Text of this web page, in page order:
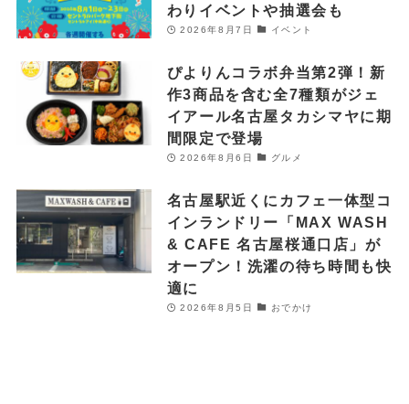
わりイベントや抽選会も
2026年8月7日 イベント
ぴよりんコラボ弁当第2弾！新
作3商品を含む全7種類がジェ
イアール名古屋タカシマヤに期
間限定で登場
2026年8月6日 グルメ
名古屋駅近くにカフェ一体型コ
インランドリー「MAX WASH
& CAFE 名古屋桜通口店」が
オープン！洗濯の待ち時間も快
適に
2026年8月5日 おでかけ